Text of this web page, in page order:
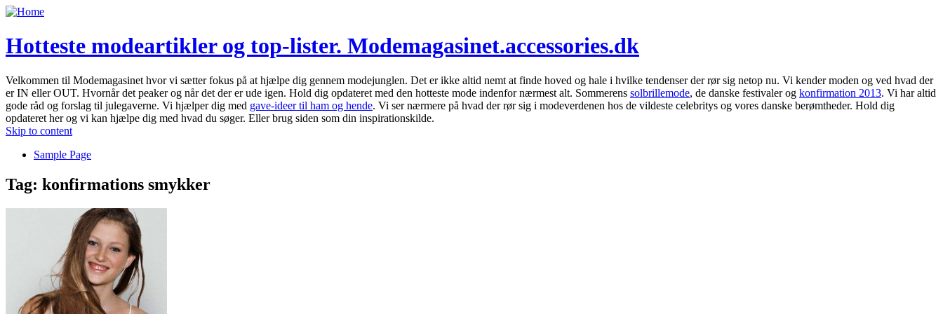
Hotteste modeartikler og top-lister. Modemagasinet.accessories.dk
Velkommen til Modemagasinet hvor vi sætter fokus på at hjælpe dig gennem modejunglen. Det er ikke altid nemt at finde hoved og hale i hvilke tendenser der rør sig netop nu. Vi kender moden og ved hvad der
er IN eller OUT. Hvornår det peaker og når det der er ude igen. Hold dig opdateret med den hotteste mode indenfor nærmest alt. Sommerens solbrillemode, de danske festivaler og konfirmation 2013. Vi har altid
gode råd og forslag til julegaverne. Vi hjælper dig med gave-ideer til ham og hende. Vi ser nærmere på hvad der rør sig i modeverdenen hos de vildeste celebritys og vores danske berømtheder. Hold dig
opdateret her og vi kan hjælpe dig med hvad du søger. Eller brug siden som din inspirationskilde.
Skip to content
Sample Page
Tag: konfirmations smykker